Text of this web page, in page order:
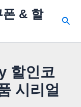
& 할
검
할인코
시리얼